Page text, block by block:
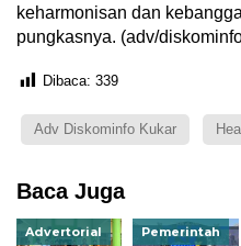
keharmonisan dan
pungkasnya. (adv/
Dibaca: 339
Adv Diskominfo Kukar
Baca Juga
Advertorial Pemerintah